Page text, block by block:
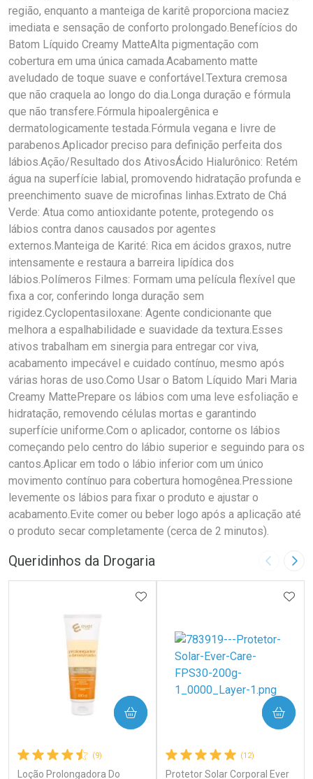
região, enquanto a manteiga de karitê proporciona maciez
imediata e sensação de conforto prolongado.Benefícios do
Batom Líquido Creamy MatteAlta pigmentação com
cobertura em uma única camada.Acabamento matte
aveludado de toque suave e confortável.Textura cremosa
que não craquela ao longo do dia.Longa duração e fórmula
que não transfere.Fórmula hipoalergênica e
dermatologicamente testada.Fórmula vegana e livre de
parabenos.Aplicador preciso para definição perfeita dos
lábios.Ação/Resultado dos AtivosÁcido Hialurônico: Retém
água na superfície labial, promovendo hidratação profunda e
preenchimento suave de microfinas linhas.Extrato de Chá
Verde: Atua como antioxidante potente, protegendo os
lábios contra danos causados por agentes
externos.Manteiga de Karité: Rica em ácidos graxos, nutre
intensamente e restaura a barreira lipídica dos
lábios.Polímeros Filmes: Formam uma película flexível que
fixa a cor, conferindo longa duração sem
rigidez.Cyclopentasiloxane: Agente condicionante que
melhora a espalhabilidade e suavidade da textura.Esses
ativos trabalham em sinergia para entregar cor viva,
acabamento impecável e cuidado contínuo, mesmo após
várias horas de uso.Como Usar o Batom Líquido Mari Maria
Creamy MattePrepare os lábios com uma leve esfoliação e
hidratação, removendo células mortas e garantindo
superfície uniforme.Com o aplicador, contorne os lábios
começando pelo centro do lábio superior e seguindo para os
cantos.Aplicar em todo o lábio inferior com um único
movimento contínuo para cobertura homogênea.Pressione
levemente os lábios para fixar o produto e ajustar o
acabamento.Evite comer ou beber logo após a aplicação até
o produto secar completamente (cerca de 2 minutos).
Queridinhos da Drogaria Imagem
(9)
Loção Prolongadora Do
ADICIONAR AOS FAVORITOS
COMPRAR
(12)
Protetor Solar Corporal Ever
COMPRAR